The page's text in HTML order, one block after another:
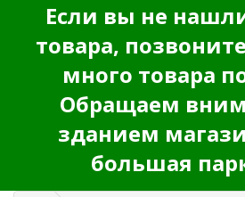
Если вы не
товара,
много товара
Обращаем
зданием
большая